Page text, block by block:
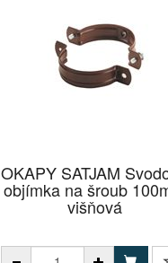
OKAPY SATJAM
objímka na šroub
višňová